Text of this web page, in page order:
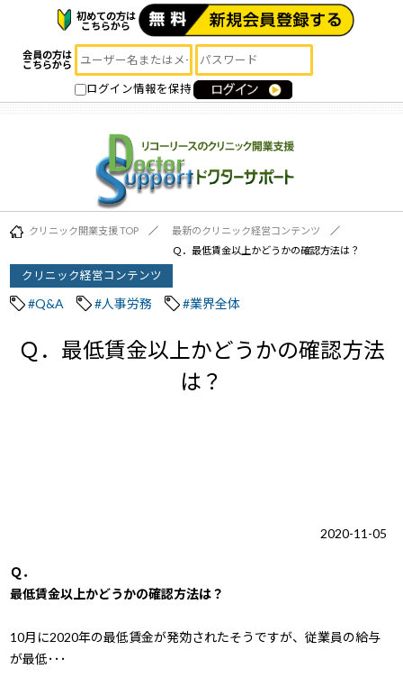
初めての方は
こちらから
会員の方は
こちらから
ログイン情報を保持
クリニック開業支援 TOP
最新のクリニック経営コンテンツ
Ｑ．最低賃金以上かどうかの確認方法は？
クリニック経営コンテンツ
#Q&A #人事労務 #業界全体
Ｑ．最低賃金以上かどうかの確認方法
は？
2020-11-05
Ｑ．
最低賃金以上かどうかの確認方法は？
10月に2020年の最低賃金が発効されたそうですが、従業員の給与
が最低･･･